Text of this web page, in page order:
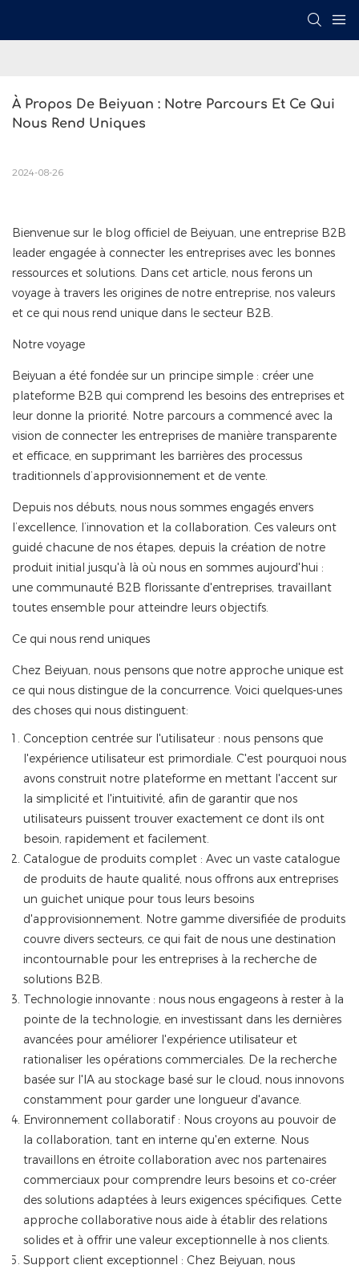
À Propos De Beiyuan : Notre Parcours Et Ce Qui
Nous Rend Uniques
2024-08-26
Bienvenue sur le blog officiel de Beiyuan, une entreprise B2B
leader engagée à connecter les entreprises avec les bonnes
ressources et solutions. Dans cet article, nous ferons un
voyage à travers les origines de notre entreprise, nos valeurs
et ce qui nous rend unique dans le secteur B2B.
Notre voyage
Beiyuan a été fondée sur un principe simple : créer une
plateforme B2B qui comprend les besoins des entreprises et
leur donne la priorité. Notre parcours a commencé avec la
vision de connecter les entreprises de manière transparente
et efficace, en supprimant les barrières des processus
traditionnels d’approvisionnement et de vente.
Depuis nos débuts, nous nous sommes engagés envers
l’excellence, l’innovation et la collaboration. Ces valeurs ont
guidé chacune de nos étapes, depuis la création de notre
produit initial jusqu'à là où nous en sommes aujourd'hui :
une communauté B2B florissante d'entreprises, travaillant
toutes ensemble pour atteindre leurs objectifs.
Ce qui nous rend uniques
Chez Beiyuan, nous pensons que notre approche unique est
ce qui nous distingue de la concurrence. Voici quelques-unes
des choses qui nous distinguent:
Conception centrée sur l'utilisateur : nous pensons que
l'expérience utilisateur est primordiale. C'est pourquoi nous
avons construit notre plateforme en mettant l'accent sur
la simplicité et l'intuitivité, afin de garantir que nos
utilisateurs puissent trouver exactement ce dont ils ont
besoin, rapidement et facilement.
Catalogue de produits complet : Avec un vaste catalogue
de produits de haute qualité, nous offrons aux entreprises
un guichet unique pour tous leurs besoins
d'approvisionnement. Notre gamme diversifiée de produits
couvre divers secteurs, ce qui fait de nous une destination
incontournable pour les entreprises à la recherche de
solutions B2B.
Technologie innovante : nous nous engageons à rester à la
pointe de la technologie, en investissant dans les dernières
avancées pour améliorer l'expérience utilisateur et
rationaliser les opérations commerciales. De la recherche
basée sur l'IA au stockage basé sur le cloud, nous innovons
constamment pour garder une longueur d'avance.
Environnement collaboratif : Nous croyons au pouvoir de
la collaboration, tant en interne qu'en externe. Nous
travaillons en étroite collaboration avec nos partenaires
commerciaux pour comprendre leurs besoins et co-créer
des solutions adaptées à leurs exigences spécifiques. Cette
approche collaborative nous aide à établir des relations
solides et à offrir une valeur exceptionnelle à nos clients.
Support client exceptionnel : Chez Beiyuan, nous